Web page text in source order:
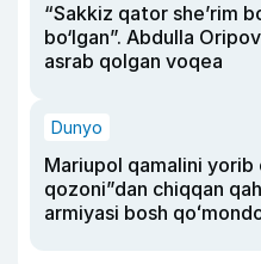
“Sakkiz qator she’rim
bo‘lgan”. Abdulla
asrab qolgan voqea
Dunyo
Mariupol qamalini yorib
qozoni”dan chiqqan
armiyasi bosh